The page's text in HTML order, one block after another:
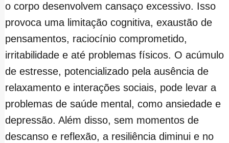
o corpo desenvolvem cansaço excessivo. Isso
provoca uma limitação cognitiva, exaustão de
pensamentos, raciocínio comprometido,
irritabilidade e até problemas físicos. O acúmulo
de estresse, potencializado pela ausência de
relaxamento e interações sociais, pode levar a
problemas de saúde mental, como ansiedade e
depressão. Além disso, sem momentos de
descanso e reflexão, a resiliência diminui e no